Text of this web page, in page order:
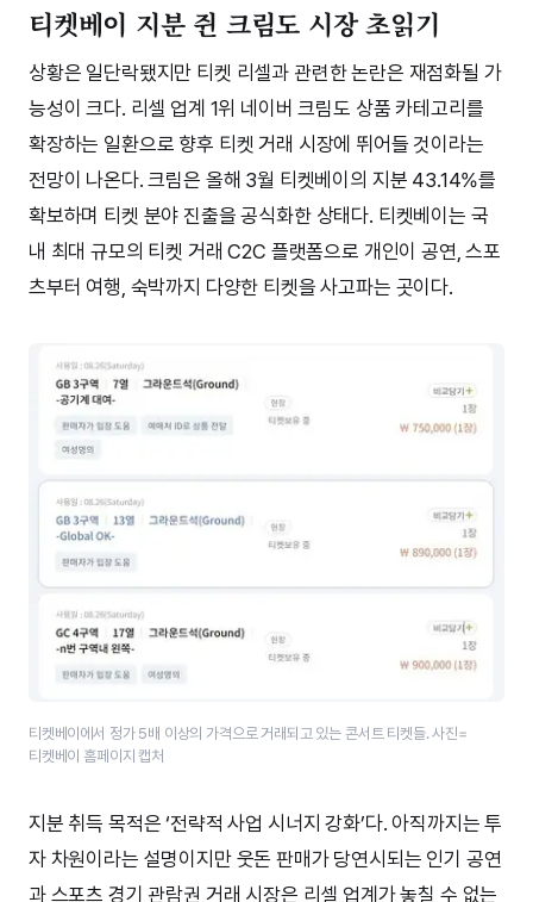
티켓베이 지분 쥔 크림도 시장 초읽기
상황은 일단락됐지만 티켓 리셀과 관련한 논란은 재점화될 가
능성이 크다. 리셀 업계 1위 네이버 크림도 상품 카테고리를
확장하는 일환으로 향후 티켓 거래 시장에 뛰어들 것이라는
전망이 나온다. 크림은 올해 3월 티켓베이의 지분 43.14%를
확보하며 티켓 분야 진출을 공식화한 상태다. 티켓베이는 국
내 최대 규모의 티켓 거래 C2C 플랫폼으로 개인이 공연, 스포
츠부터 여행, 숙박까지 다양한 티켓을 사고파는 곳이다.
티켓베이에서 정가 5배 이상의 가격으로 거래되고 있는 콘서트 티켓들. 사진=
티켓베이 홈페이지 캡처
지분 취득 목적은 ‘전략적 사업 시너지 강화’다. 아직까지는 투
자 차원이라는 설명이지만 웃돈 판매가 당연시되는 인기 공연
과 스포츠 경기 관람권 거래 시장은 리셀 업계가 놓칠 수 없는